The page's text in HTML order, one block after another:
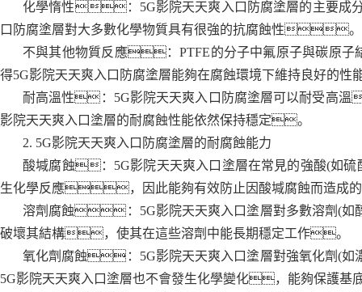
化學惰性：5G影院天天爽入口防腐塗層的主要成
口防腐塗層對大多數化學物質具有很強的抗腐蝕性
不與其他物質反應：PTFE的分子中氟原子與碳
得5G影院天天爽入口防腐塗層能夠在腐蝕環境下維持良好的
耐高溫性：5G影院天天爽入口防腐塗層可以耐受
影院天天爽入口塗層的耐腐蝕性能依然保持穩定。
2. 5G影院天天爽入口防腐塗層的耐腐蝕能力
酸堿腐蝕：5G影院天天爽入口塗層在常見的強酸(
生化學反應，因此能夠有效防止因酸堿腐蝕而造
溶劑腐蝕：5G影院天天爽入口塗層對多數溶
破壞其結構，使其在這些溶劑中能長期穩定工作。
氧化劑腐蝕：5G影院天天爽入口塗層對強氧化
5G影院天天爽入口塗層也不會發生化學變化，能夠保護